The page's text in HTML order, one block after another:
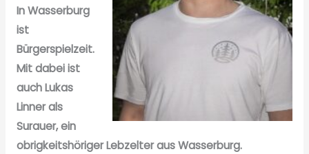
In Wasserburg
ist
Bürgerspielzeit.
Mit dabei ist
auch Lukas
Linner als
Surauer, ein
obrigkeitshöriger Lebzelter aus Wasserburg.